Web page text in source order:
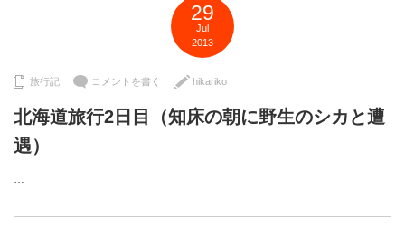
29
Jul
2013
旅行記 コメントを書く hikariko
北海道旅行2日目（知床の朝に野生のシカと遭
遇）
…